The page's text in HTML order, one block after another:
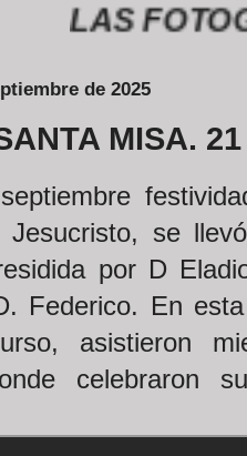
LAS
de 2025
MISA.
Jesucristo, se
por D
Federico. En
asistieron
celebraron